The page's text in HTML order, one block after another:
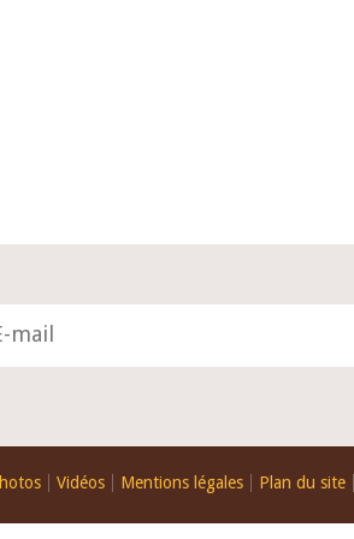
Vidéos Mentions légales Plan du site